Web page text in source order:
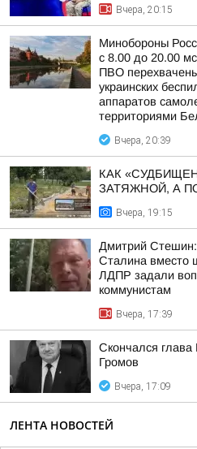
Вчера, 20:15
Минобороны
с 8.00 до 20.00
ПВО
украинских
аппаратов
территориями
Вчера, 20:39
КАК
ЗАТЯЖНОЙ, А
Вчера, 19:15
Дмитрий
Сталина вместо
ЛДПР задали
коммунистам
Вчера, 17:39
Скончался глава
Громов
Вчера, 17:09
ЛЕНТА НОВОСТЕЙ